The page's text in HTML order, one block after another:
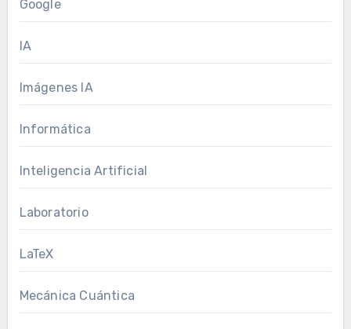
Google
IA
Imágenes IA
Informática
Inteligencia Artificial
Laboratorio
LaTeX
Mecánica Cuántica